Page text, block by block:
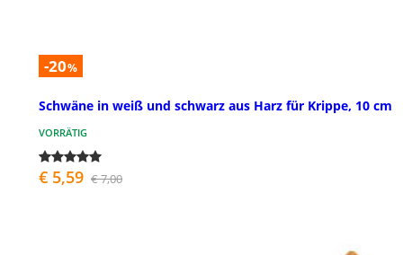
-20%
Schwäne in weiß und schwarz aus Harz für Krippe, 10 cm
VORRÄTIG
€ 5,59 € 7,00